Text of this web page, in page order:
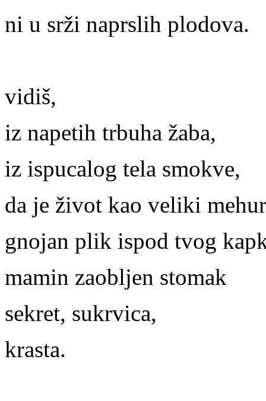
ni u srži naprslih plodova.
vidiš,
iz napetih trbuha žaba,
iz ispucalog tela smokve,
da je život kao veliki
gnojan plik ispod tvog
mamin zaobljen stomak
sekret, sukrvica,
krasta.